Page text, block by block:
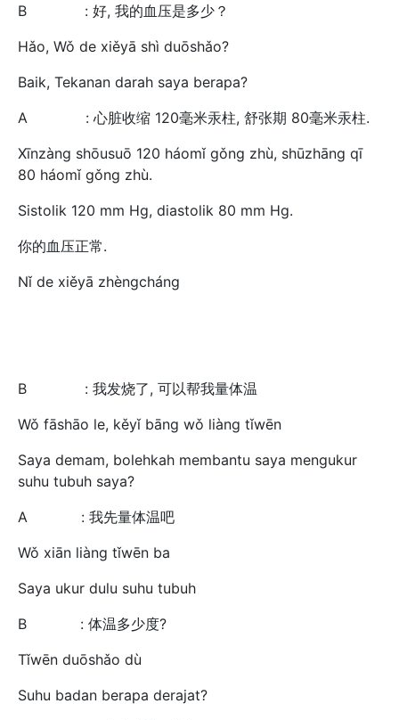
B : 好, 我的血压是多少？
Hǎo, Wǒ de xiěyā shì duōshǎo?
Baik, Tekanan darah saya berapa?
A : 心脏收缩 120毫米汞柱, 舒张期 80毫米汞柱.
Xīnzàng shōusuō 120 háomǐ gǒng zhù, shūzhāng qī
80 háomǐ gǒng zhù.
Sistolik 120 mm Hg, diastolik 80 mm Hg.
你的血压正常.
Nǐ de xiěyā zhèngcháng
B : 我发烧了, 可以帮我量体温
Wǒ fāshāo le, kěyǐ bāng wǒ liàng tǐwēn
Saya demam, bolehkah membantu saya mengukur
suhu tubuh saya?
A : 我先量体温吧
Wǒ xiān liàng tǐwēn ba
Saya ukur dulu suhu tubuh
B : 体温多少度?
Tǐwēn duōshǎo dù
Suhu badan berapa derajat?